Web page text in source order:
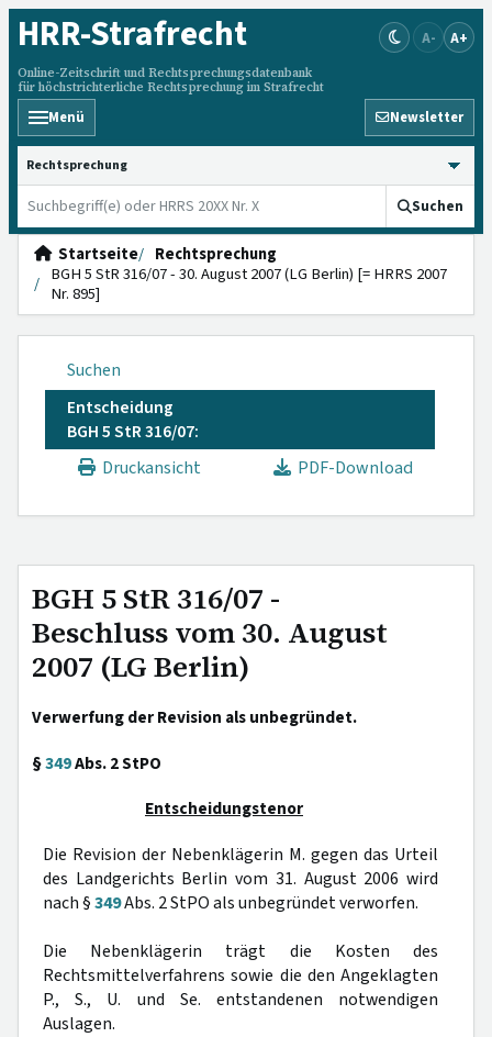
HRR-Strafrecht
Online-Zeitschrift und Rechtsprechungsdatenbank
für höchstrichterliche Rechtsprechung im Strafrecht
A- A+
Menü Newsletter
HRRS durchsuchen
Suchen
Startseite
Rechtsprechung
BGH 5 StR 316/07 - 30. August 2007 (LG Berlin) [= HRRS 2007
Nr. 895]
Suchen
Entscheidung
BGH 5 StR 316/07:
Druckansicht
PDF-Download
BGH 5 StR 316/07 -
Beschluss vom 30. August
2007 (LG Berlin)
Verwerfung der Revision als unbegründet.
§349Abs. 2 StPO
Entscheidungstenor
Die Revision der Nebenklägerin M. gegen das Urteil
des Landgerichts Berlin vom 31. August 2006 wird
nach §349Abs. 2 StPO als unbegründet verworfen.
Die Nebenklägerin trägt die Kosten des
Rechtsmittelverfahrens sowie die den Angeklagten
P., S., U. und Se. entstandenen notwendigen
Auslagen.